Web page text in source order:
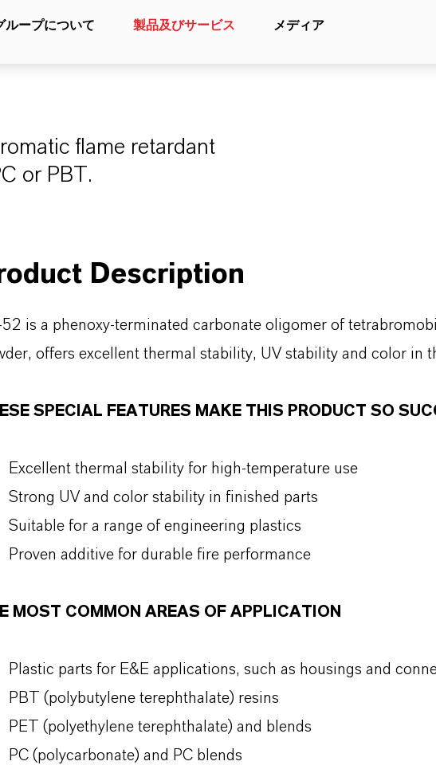
ループについて 製品及びサービス メディア
flame retardant
or PBT.
Description
52 is a phenoxy-terminated carbonate oligomer of
offers excellent thermal stability, UV stability and color in
SPECIAL FEATURES MAKE THIS PRODUCT SO
Excellent thermal stability for high‑temperature use
Strong UV and color stability in finished parts
Suitable for a range of engineering plastics
Proven additive for durable fire performance
MOST COMMON AREAS OF APPLICATION
Plastic parts for E&E applications, such as housings and
PBT (polybutylene terephthalate) resins
PET (polyethylene terephthalate) and blends
PC (polycarbonate) and PC blends